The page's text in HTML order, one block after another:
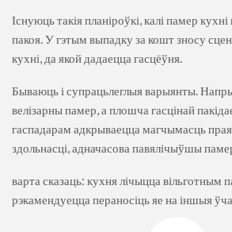
Існуюць такія планіроўкі, калі памер
пакоя. У гэтым выпадку за кошт зносу
кухні, да якой дадаецца гасцёўня.
Бываюць і супрацьлеглыя варыянты.
велізарны памер, а плошча гасцінай
гаспадарам адкрываецца магчымасць
здольнасці, адначасова павялічыўшы
варта сказаць: кухня лічыцца
рэкамендуецца пераносіць яе на іншыя